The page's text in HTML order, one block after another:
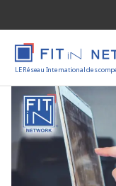
LE Réseau International des